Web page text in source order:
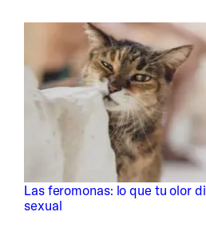
Las feromonas: lo que tu olor
sexual